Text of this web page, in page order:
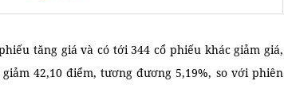
tăng giá và có tới 344 cổ phiếu khác giảm giá,
42,10 điểm, tương đương 5,19%, so với phiên